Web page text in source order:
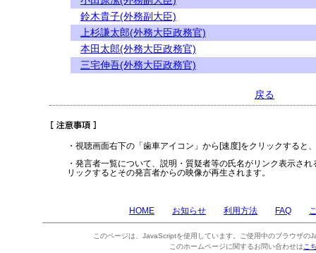
鈴木貴子(外務副大臣)
上杉謙太郎(外務大臣政務官)
本田太郎(外務大臣政務官)
三宅伸吾(外務大臣政務官)
戻る
・視聴画面右下の「歯車アイコン」から[速度]をクリックすると
・発言者一覧について、説明・質疑者等の氏名がリンク表示さ
リックするとその発言者からの映像が再生されます。
HOME お知らせ 利用方法 FAQ
このページは、JavaScriptを使用しています。ご使用中のブラウザの
このホームページに関するお問い合わせは こ